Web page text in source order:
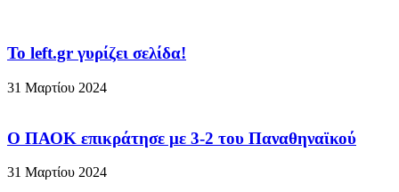
To left.gr γυρίζει σελίδα!
31 Μαρτίου 2024
Ο ΠΑΟΚ επικράτησε με 3-2 του Παναθηναϊκού
31 Μαρτίου 2024